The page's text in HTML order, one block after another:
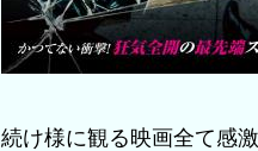
続け様に観る映画全て感